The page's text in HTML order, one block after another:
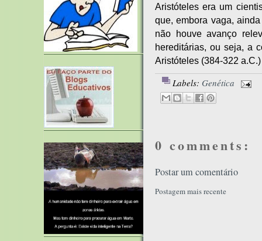
Aristóteles era um
que, embora vaga,
não houve avanço
hereditárias, ou seja, a
Aristóteles (384-322
Labels: Genética
0 comments:
Postar um comentário
Postagem mais recente